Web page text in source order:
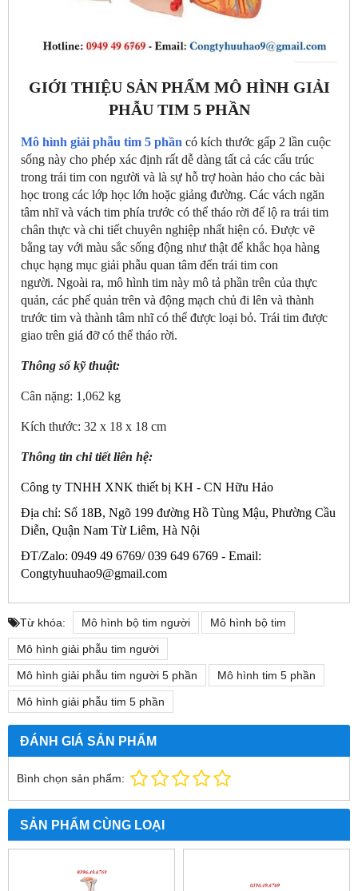
GIỚI THIỆU SẢN PHẨM MÔ HÌNH GIẢI
PHẪU TIM 5 PHẦN
Mô hình giải phẫu tim 5 phần có kích thước gấp 2 lần cuộc
sống này cho phép xác định rất dễ dàng tất cả các cấu trúc
trong trái tim con người và là sự hỗ trợ hoàn hảo cho các bài
học trong các lớp học lớn hoặc giảng đường. Các vách ngăn
tâm nhĩ và vách tim phía trước có thể tháo rời để lộ ra trái tim
chân thực và chi tiết chuyên nghiệp nhất hiện có. Được vẽ
bằng tay với màu sắc sống động như thật để khắc họa hàng
chục hạng mục giải phẫu quan tâm đến trái tim con
người. Ngoài ra, mô hình tim này mô tả phần trên của thực
quản, các phế quản trên và động mạch chủ đi lên và thành
trước tim và thành tâm nhĩ có thể được loại bỏ. Trái tim được
giao trên giá đỡ có thể tháo rời.
Thông số kỹ thuật:
Cân nặng: 1,062 kg
Kích thước: 32 x 18 x 18 cm
Thông tin chi tiết liên hệ:
Công ty TNHH XNK thiết bị KH - CN Hữu Hảo
Địa chỉ: Số 18B, Ngõ 199 đường Hồ Tùng Mậu, Phường Cầu
Diễn, Quận Nam Từ Liêm, Hà Nội
ĐT/Zalo: 0949 49 6769/ 039 649 6769 - Email:
Congtyhuuhao9@gmail.com
Từ khóa: Mô hình bộ tim người Mô hình bộ tim
Mô hình giải phẫu tim người
Mô hình giải phẫu tim người 5 phần Mô hình tim 5 phần
Mô hình giải phẫu tim 5 phần
ĐÁNH GIÁ SẢN PHẨM
Bình chọn sản phẩm:
SẢN PHẨM CÙNG LOẠI